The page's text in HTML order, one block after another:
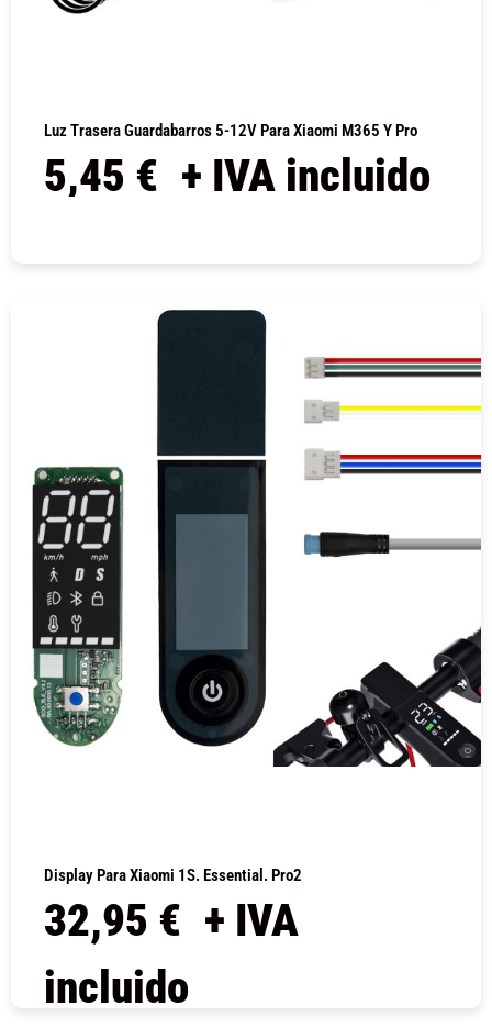
Luz Trasera Guardabarros 5-12V Para Xiaomi M365 Y Pro
5,45 € + IVA incluido
Display Para Xiaomi 1S. Essential. Pro2
32,95 € + IVA
incluido